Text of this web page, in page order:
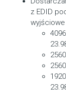
z EDID